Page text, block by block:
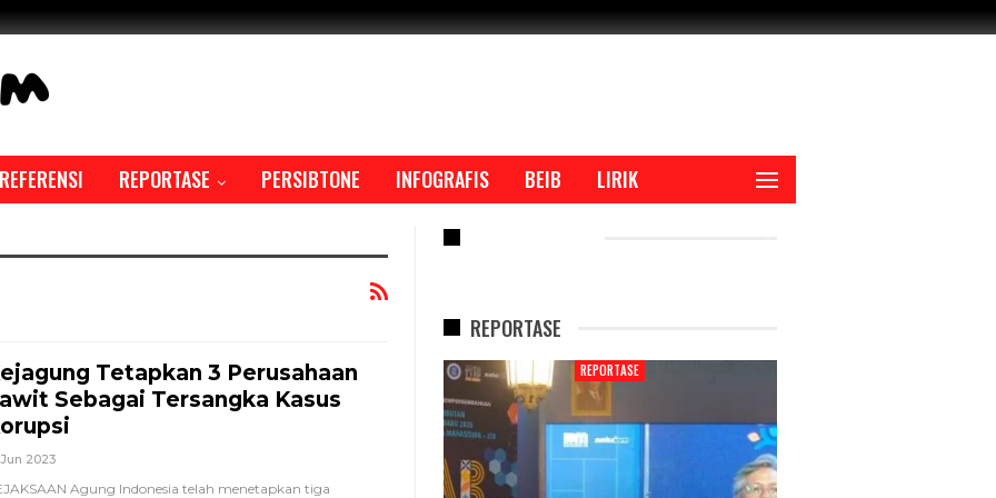
REFERENSI REPORTASE PERSIBTONE INFOGRAFIS BEIB LIRIK
Tetapkan 3 Perusahaan
Sebagai Tersangka Kasus
2023
Agung Indonesia telah menetapkan tiga
REPORTASE
REPORTASE REPORTASE